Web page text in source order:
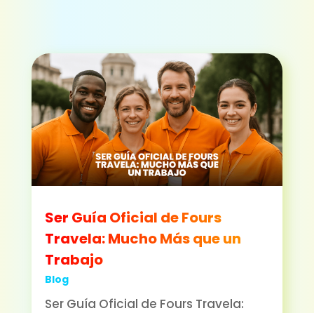
Ser Guía Oficial de Fours
Travela: Mucho Más que un
Trabajo
Blog
Ser Guía Oficial de Fours Travela: